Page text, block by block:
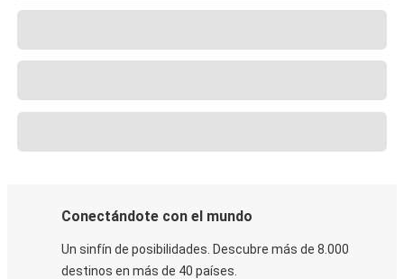
Conectándote con el mundo
Un sinfín de posibilidades. Descubre más de 8.000
destinos en más de 40 países.